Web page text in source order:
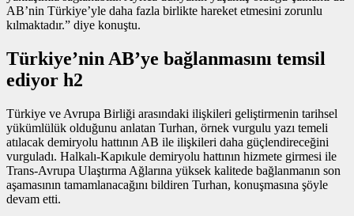
AB’nin Türkiye’yle daha fazla birlikte hareket etmesini zorunlu
kılmaktadır.” diye konuştu.
Türkiye’nin AB’ye bağlanmasını temsil
ediyor h2
Türkiye ve Avrupa Birliği arasındaki ilişkileri geliştirmenin tarihsel
yükümlülük olduğunu anlatan Turhan, örnek vurgulu yazı temeli
atılacak demiryolu hattının AB ile ilişkileri daha güçlendireceğini
vurguladı. Halkalı-Kapıkule demiryolu hattının hizmete girmesi ile
Trans-Avrupa Ulaştırma Ağlarına yüksek kalitede bağlanmanın son
aşamasının tamamlanacağını bildiren Turhan, konuşmasına şöyle
devam etti.